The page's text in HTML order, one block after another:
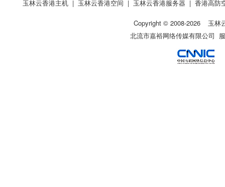
玉林云香港主机 | 玉林云香港空间 | 玉林云香港服务器 | 香港高防
Copyright © 2008-2026
玉林
北流市嘉裕网络传媒有限公司